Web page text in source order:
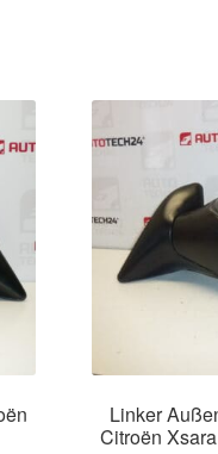
Linker
Citroën